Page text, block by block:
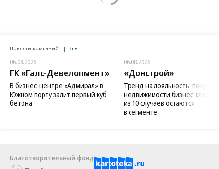
Новости компаний Все
06.08.2026
ГК «Галс-Девелопмент»
В бизнес-центре «Адмирал» в
Южном порту залит первый куб
бетона
06.08.2026
«Донстрой»
Тренд на лояльность:
недвижимости бизнес-класса
из 10 случаев остаются
в сегменте
Благотворительный фонд